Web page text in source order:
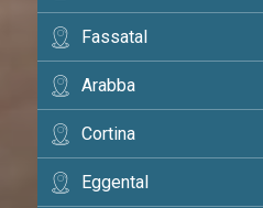
Fassatal
Arabba
Cortina
Eggental